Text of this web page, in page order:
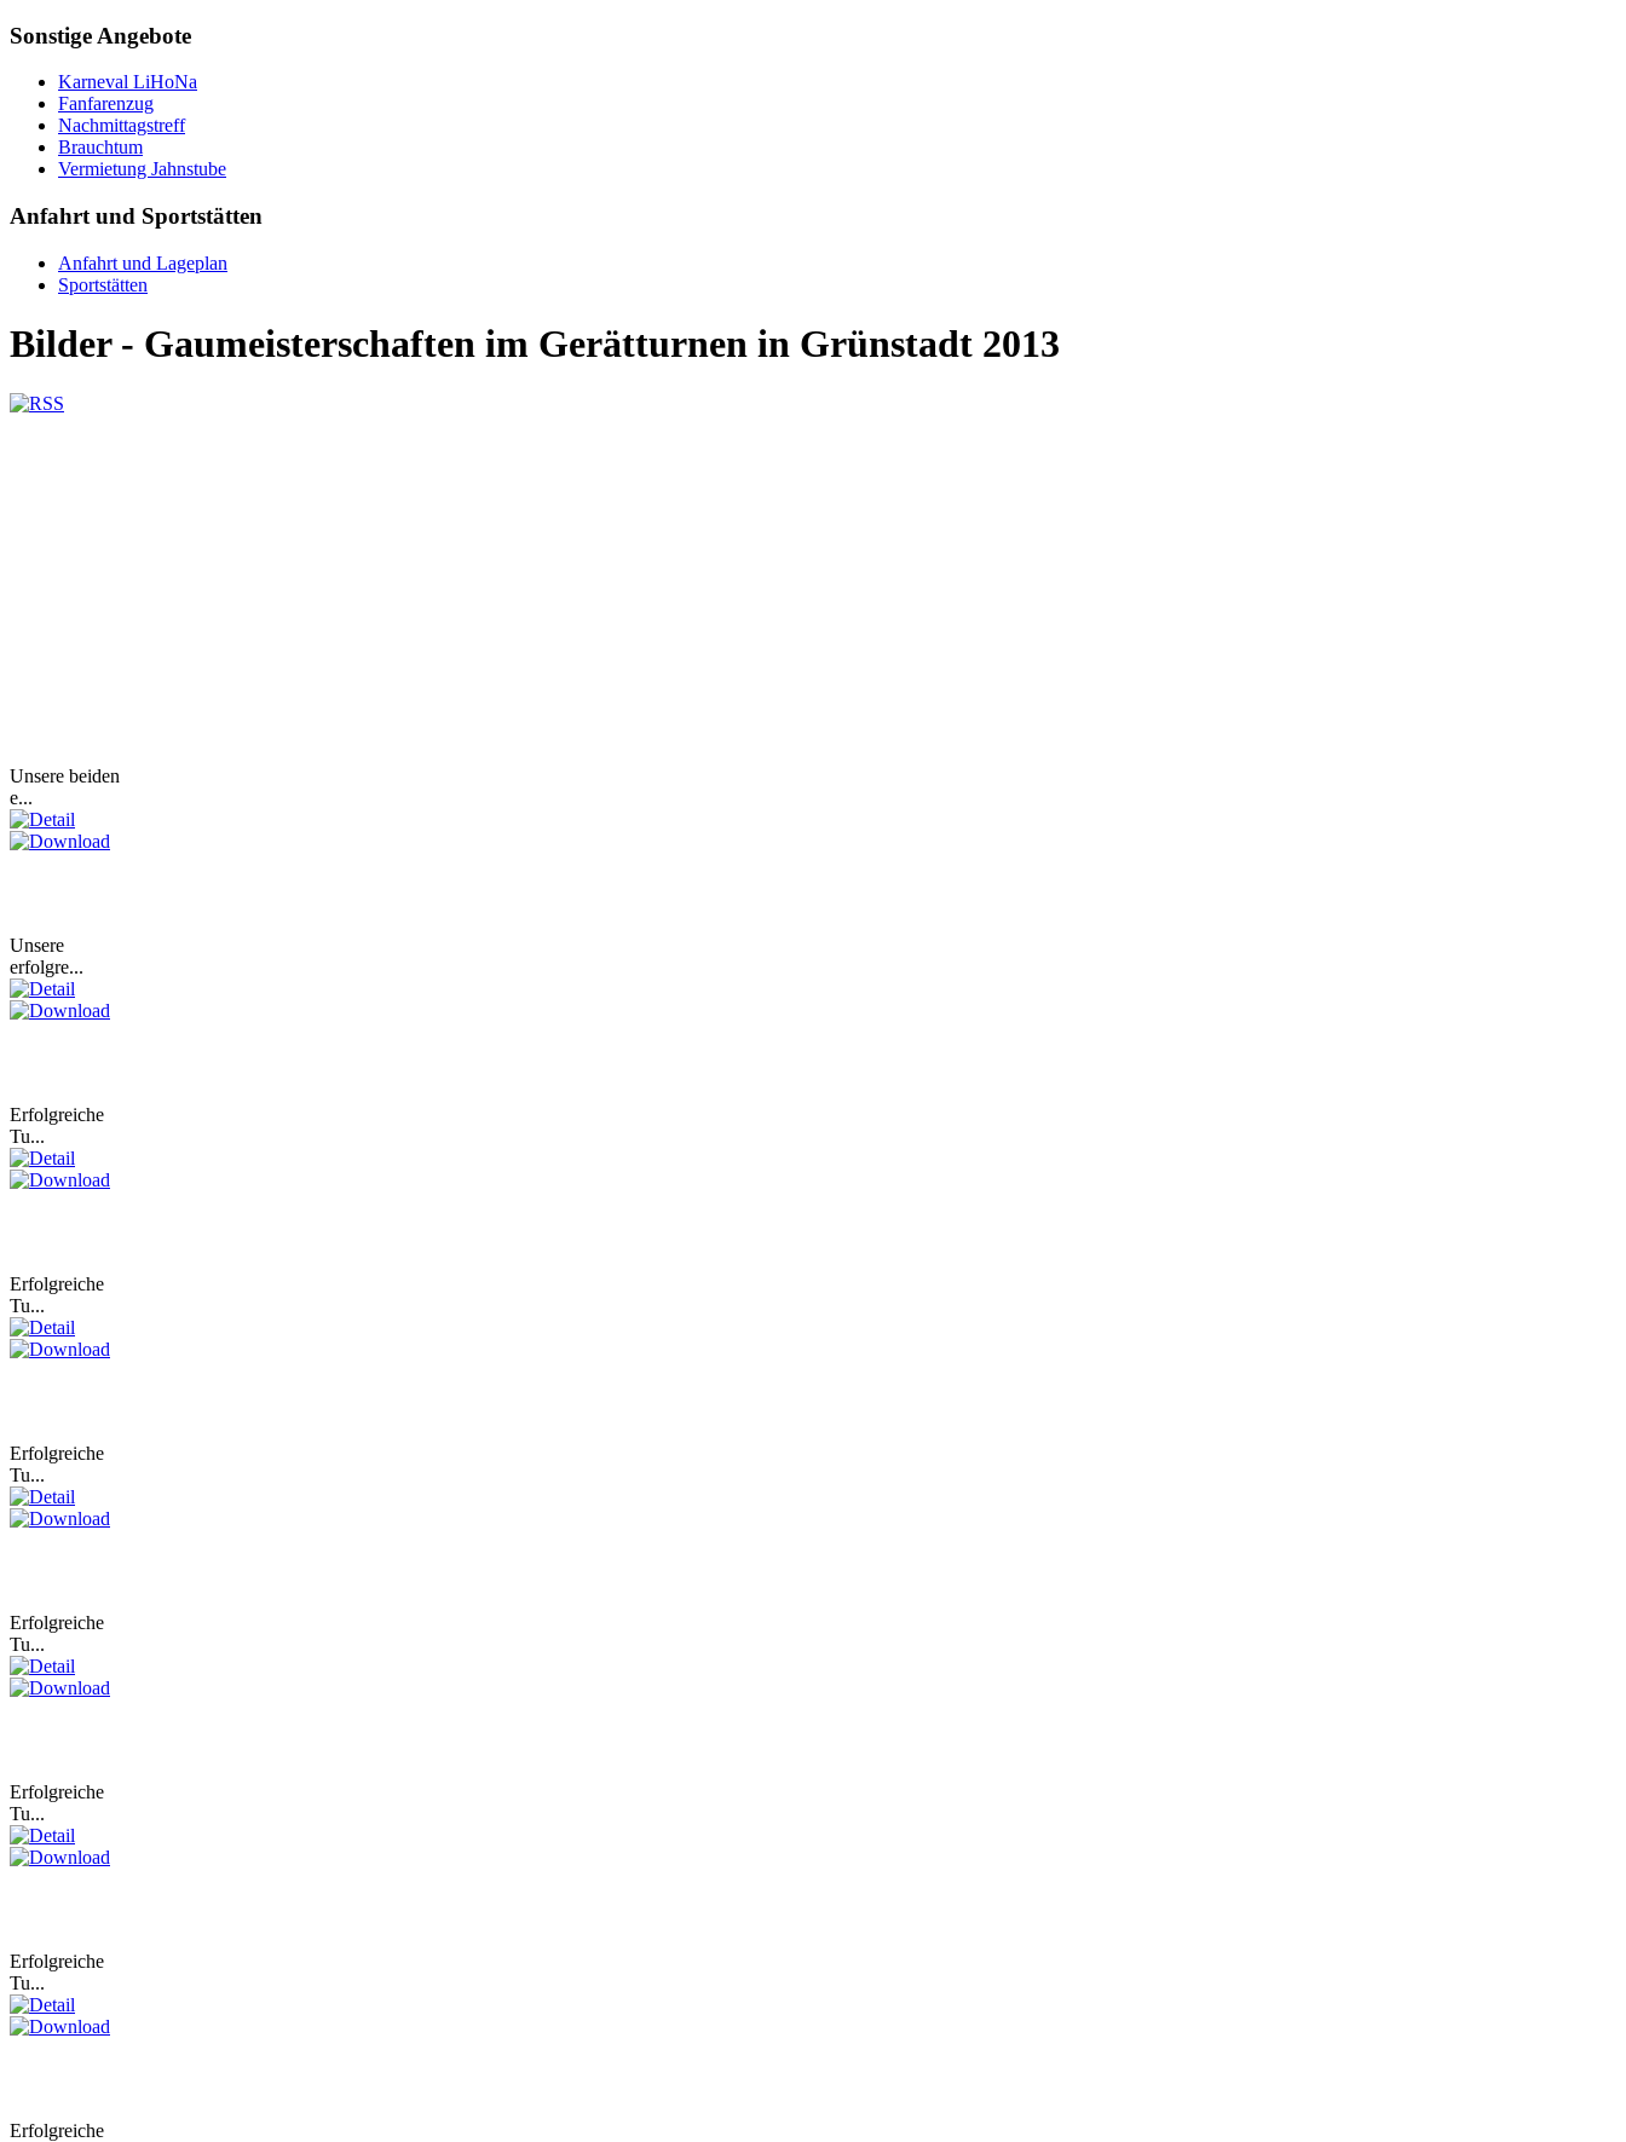
Sonstige Angebote
Karneval LiHoNa
Fanfarenzug
Nachmittagstreff
Brauchtum
Vermietung Jahnstube
Anfahrt und Sportstätten
Anfahrt und Lageplan
Sportstätten
Bilder - Gaumeisterschaften im Gerätturnen in Grünstadt 2013
Unsere beiden
e...
Unsere
erfolgre...
Erfolgreiche
Tu...
Erfolgreiche
Tu...
Erfolgreiche
Tu...
Erfolgreiche
Tu...
Erfolgreiche
Tu...
Erfolgreiche
Tu...
Erfolgreiche